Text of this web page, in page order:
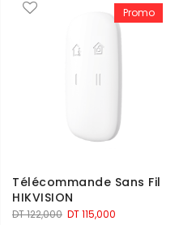
DT 1.100,000.
est :
DT 970,000.
Promo
Télécommande Sans Fil
HIKVISION
DT122,000 Le
DT115,000